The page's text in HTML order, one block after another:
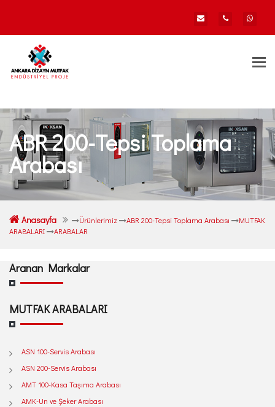
ABR 200-Tepsi Toplama
Arabası
Anasayfa Ürünlerimiz ABR 200-Tepsi Toplama Arabası
MUTFAK
ARABALARI
ARABALAR
Aranan Markalar
MUTFAK ARABALARI
ASN 100-Servis Arabası
ASN 200-Servis Arabası
AMT 100-Kasa Taşıma Arabası
AMK-Un ve Şeker Arabası